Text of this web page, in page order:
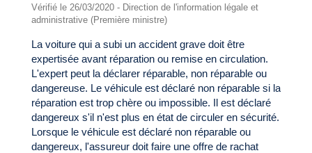
Vérifié le 26/03/2020 - Direction de l'information légale et
administrative (Première ministre)
La voiture qui a subi un accident grave doit être
expertisée avant réparation ou remise en circulation.
L'expert peut la déclarer réparable, non réparable ou
dangereuse. Le véhicule est déclaré non réparable si la
réparation est trop chère ou impossible. Il est déclaré
dangereux s'il n'est plus en état de circuler en sécurité.
Lorsque le véhicule est déclaré non réparable ou
dangereux, l'assureur doit faire une offre de rachat